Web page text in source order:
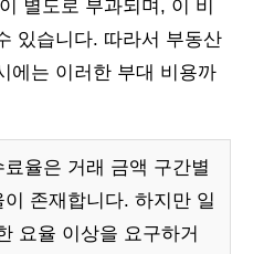
별도로 부과되며, 이 비
있습니다. 따라서 부동산
에는 이러한 부대 비용까
료율은 거래 금액 구간별
존재합니다. 하지만 일
요율 이상을 요구하거